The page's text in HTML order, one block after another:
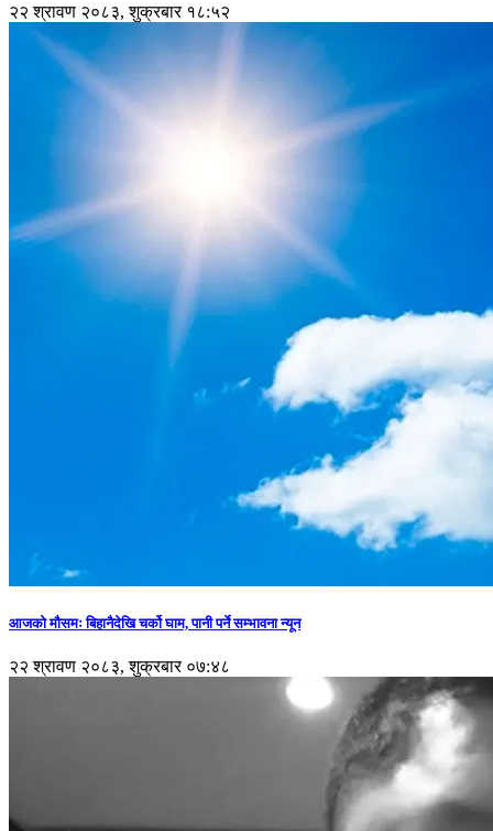
२२ श्रावण २०८३, शुक्रबार १८:५२
आजको मौसमः बिहानैदेखि चर्को घाम, पानी पर्ने सम्भावना न्यून
२२ श्रावण २०८३, शुक्रबार ०७:४८